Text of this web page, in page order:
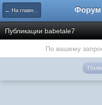
← На главную
Публикации babetale7
По вашему